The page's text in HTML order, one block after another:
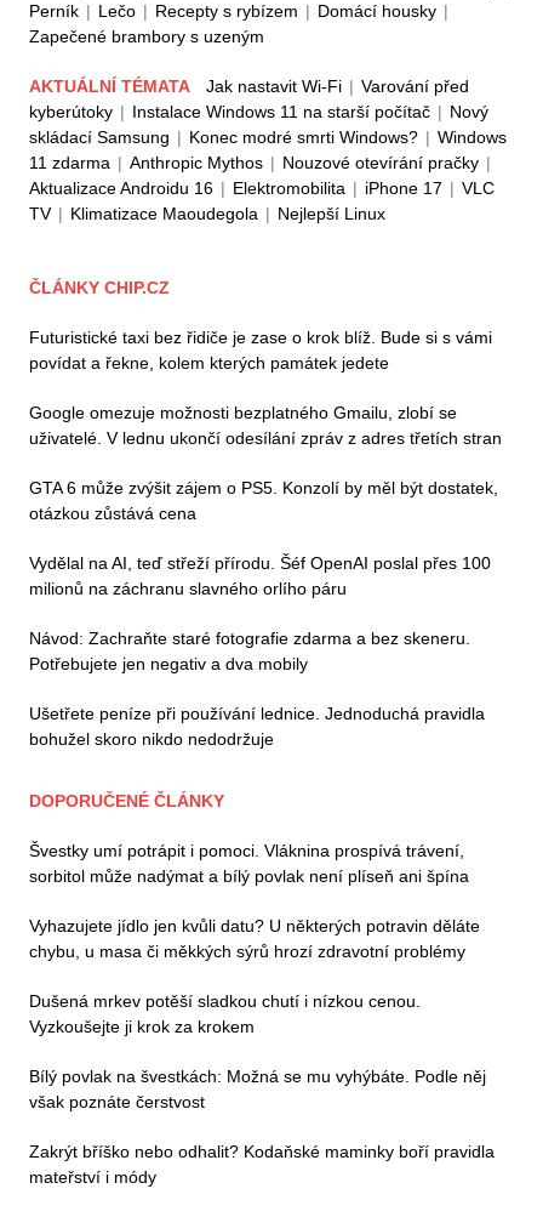
Perník | Lečo | Recepty s rybízem | Domácí housky |
Zapečené brambory s uzeným
AKTUÁLNÍ TÉMATA Jak nastavit Wi-Fi | Varování před
kyberútoky | Instalace Windows 11 na starší počítač | Nový
skládací Samsung | Konec modré smrti Windows? | Windows
11 zdarma | Anthropic Mythos | Nouzové otevírání pračky |
Aktualizace Androidu 16 | Elektromobilita | iPhone 17 | VLC
TV | Klimatizace Maoudegola | Nejlepší Linux
ČLÁNKY CHIP.CZ
Futuristické taxi bez řidiče je zase o krok blíž. Bude si s vámi
povídat a řekne, kolem kterých památek jedete
Google omezuje možnosti bezplatného Gmailu, zlobí se
uživatelé. V lednu ukončí odesílání zpráv z adres třetích stran
GTA 6 může zvýšit zájem o PS5. Konzolí by měl být dostatek,
otázkou zůstává cena
Vydělal na AI, teď střeží přírodu. Šéf OpenAI poslal přes 100
milionů na záchranu slavného orlího páru
Návod: Zachraňte staré fotografie zdarma a bez skeneru.
Potřebujete jen negativ a dva mobily
Ušetřete peníze při používání lednice. Jednoduchá pravidla
bohužel skoro nikdo nedodržuje
DOPORUČENÉ ČLÁNKY
Švestky umí potrápit i pomoci. Vláknina prospívá trávení,
sorbitol může nadýmat a bílý povlak není plíseň ani špína
Vyhazujete jídlo jen kvůli datu? U některých potravin děláte
chybu, u masa či měkkých sýrů hrozí zdravotní problémy
Dušená mrkev potěší sladkou chutí i nízkou cenou.
Vyzkoušejte ji krok za krokem
Bílý povlak na švestkách: Možná se mu vyhýbáte. Podle něj
však poznáte čerstvost
Zakrýt bříško nebo odhalit? Kodaňské maminky boří pravidla
mateřství i módy